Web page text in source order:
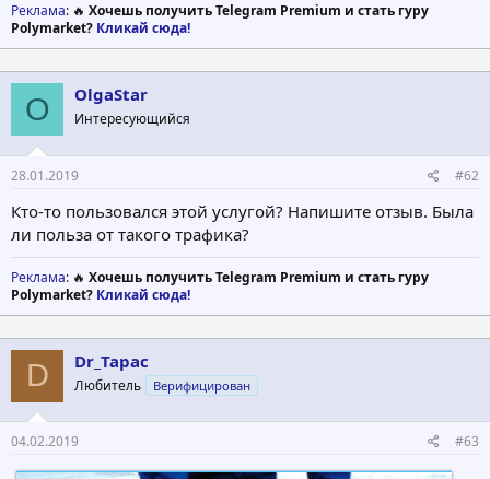
Реклама: 🔥 Хочешь получить Telegram Premium и стать гуру
Polymarket? Кликай сюда!
O OlgaStar
Интересующийся
28.01.2019 #62
Кто-то пользовался этой услугой? Напишите отзыв. Была
ли польза от такого трафика?
Реклама: 🔥 Хочешь получить Telegram Premium и стать гуру
Polymarket? Кликай сюда!
D Dr_Tapac
Любитель Верифицирован
04.02.2019 #63